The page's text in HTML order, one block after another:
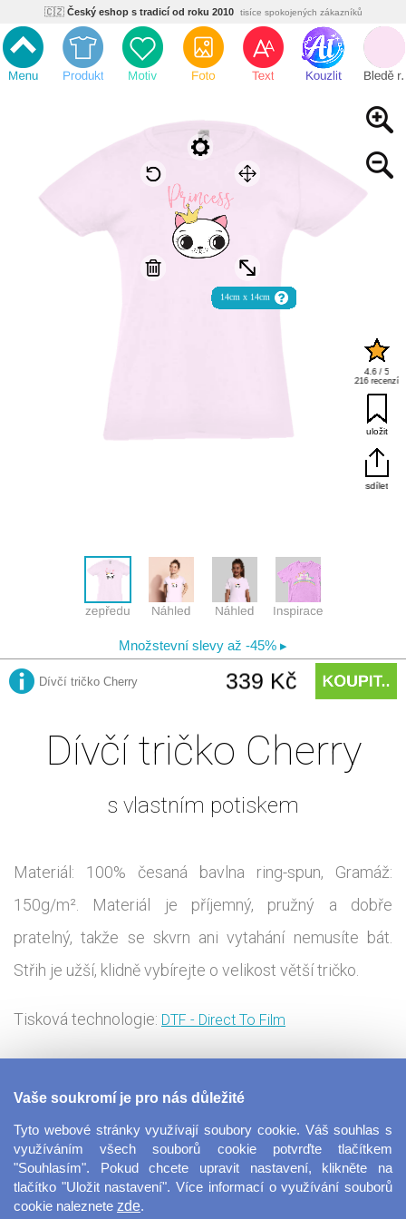
🇨🇿 Český eshop s tradicí od roku 2010 tisíce spokojených zákazníků
Ekologický a zdravotně nezávadný žádná čína, barvy s certifikáty
💡Inovativní výroba vlastní vývoj, nejnovější technologie
Rychlé dodání expedujeme do 24h
Kvalita pod kontrolou jsme přímý výrobce, žádný zprostředkovatel
Český eshop s tradicí od roku 2010 tisíce spokojených zákazníků
Dívčí tričko Cherry
s vlastním potiskem
Materiál: 100% česaná bavlna ring-spun, Gramáž:
150g/m². Materiál je příjemný, pružný a dobře
pratelný, takže se skvrn ani vytahání nemusíte bát.
Střih je užší, klidně vybírejte o velikost větší tričko.
Tisková technologie: DTF - Direct To Film
vlastnosti. Vaše ratolest se tak v tomto modelu bude
cítit pohodlně ve školních lavicích, doma i při
Vaše soukromí je pro nás důležité
Tyto webové stránky využívají soubory cookie. Váš souhlas s
využíváním všech souborů cookie potvrďte tlačítkem
"Souhlasím". Pokud chcete upravit nastavení, klikněte na
tlačítko "Uložit nastavení". Více informací o využívání souborů
cookie naleznete zde.